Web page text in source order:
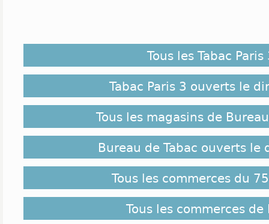
Tous les Tabac Paris
Tabac Paris 3 ouverts le
Tous les magasins de
Bureau de Tabac ouverts le
Tous les commerces du
Tous les commerces de